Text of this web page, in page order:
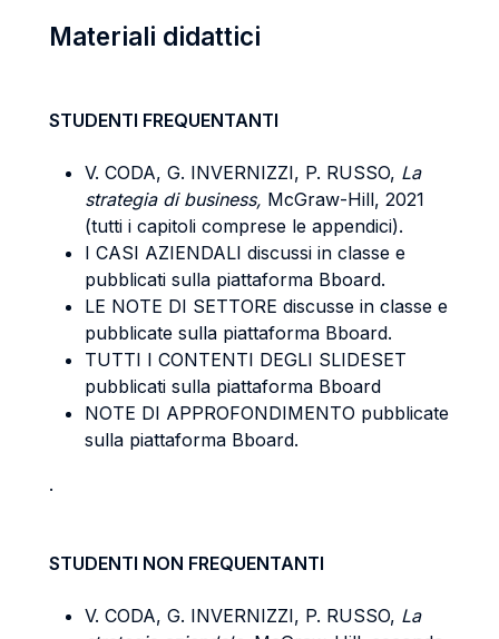
Materiali didattici
STUDENTI FREQUENTANTI
V. CODA, G. INVERNIZZI, P. RUSSO, La
strategia di business, McGraw-Hill, 2021
(tutti i capitoli comprese le appendici).
I CASI AZIENDALI discussi in classe e
pubblicati sulla piattaforma Bboard.
LE NOTE DI SETTORE discusse in classe e
pubblicate sulla piattaforma Bboard.
TUTTI I CONTENTI DEGLI SLIDESET
pubblicati sulla piattaforma Bboard
NOTE DI APPROFONDIMENTO pubblicate
sulla piattaforma Bboard.
.
STUDENTI NON FREQUENTANTI
V. CODA, G. INVERNIZZI, P. RUSSO, La